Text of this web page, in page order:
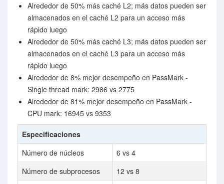
Alrededor de 50% más caché L2; más datos pueden ser
almacenados en el caché L2 para un acceso más
rápido luego
Alrededor de 50% más caché L3; más datos pueden ser
almacenados en el caché L3 para un acceso más
rápido luego
Alrededor de 8% mejor desempeño en PassMark -
Single thread mark: 2986 vs 2775
Alrededor de 81% mejor desempeño en PassMark -
CPU mark: 16945 vs 9353
Especificaciones
Número de núcleos
6 vs 4
Número de subprocesos
12 vs 8